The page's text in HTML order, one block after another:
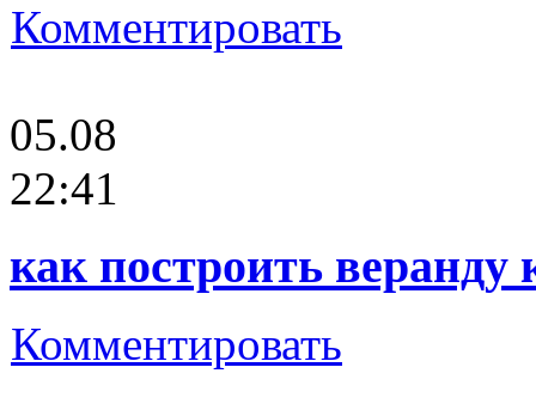
Комментировать
05.08
22:41
как построить веранду
Комментировать